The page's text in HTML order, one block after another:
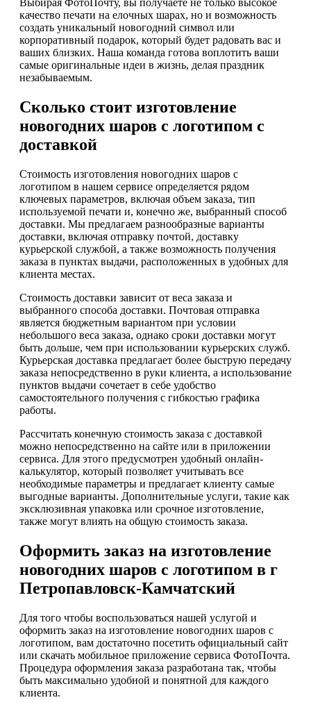
Выбирая ФотоПочту, вы получаете не только высокое
качество печати на елочных шарах, но и возможность
создать уникальный новогодний символ или
корпоративный подарок, который будет радовать вас и
ваших близких. Наша команда готова воплотить ваши
самые оригинальные идеи в жизнь, делая праздник
незабываемым.
Сколько стоит изготовление
новогодних шаров с логотипом с
доставкой
Стоимость изготовления новогодних шаров с
логотипом в нашем сервисе определяется рядом
ключевых параметров, включая объем заказа, тип
используемой печати и, конечно же, выбранный способ
доставки. Мы предлагаем разнообразные варианты
доставки, включая отправку почтой, доставку
курьерской службой, а также возможность получения
заказа в пунктах выдачи, расположенных в удобных для
клиента местах.
Стоимость доставки зависит от веса заказа и
выбранного способа доставки. Почтовая отправка
является бюджетным вариантом при условии
небольшого веса заказа, однако сроки доставки могут
быть дольше, чем при использовании курьерских служб.
Курьерская доставка предлагает более быструю передачу
заказа непосредственно в руки клиента, а использование
пунктов выдачи сочетает в себе удобство
самостоятельного получения с гибкостью графика
работы.
Рассчитать конечную стоимость заказа с доставкой
можно непосредственно на сайте или в приложении
сервиса. Для этого предусмотрен удобный онлайн-
калькулятор, который позволяет учитывать все
необходимые параметры и предлагает клиенту самые
выгодные варианты. Дополнительные услуги, такие как
эксклюзивная упаковка или срочное изготовление,
также могут влиять на общую стоимость заказа.
Оформить заказ на изготовление
новогодних шаров с логотипом в г
Петропавловск-Камчатский
Для того чтобы воспользоваться нашей услугой и
оформить заказ на изготовление новогодних шаров с
логотипом, вам достаточно посетить официальный сайт
или скачать мобильное приложение сервиса ФотоПочта.
Процедура оформления заказа разработана так, чтобы
быть максимально удобной и понятной для каждого
клиента.